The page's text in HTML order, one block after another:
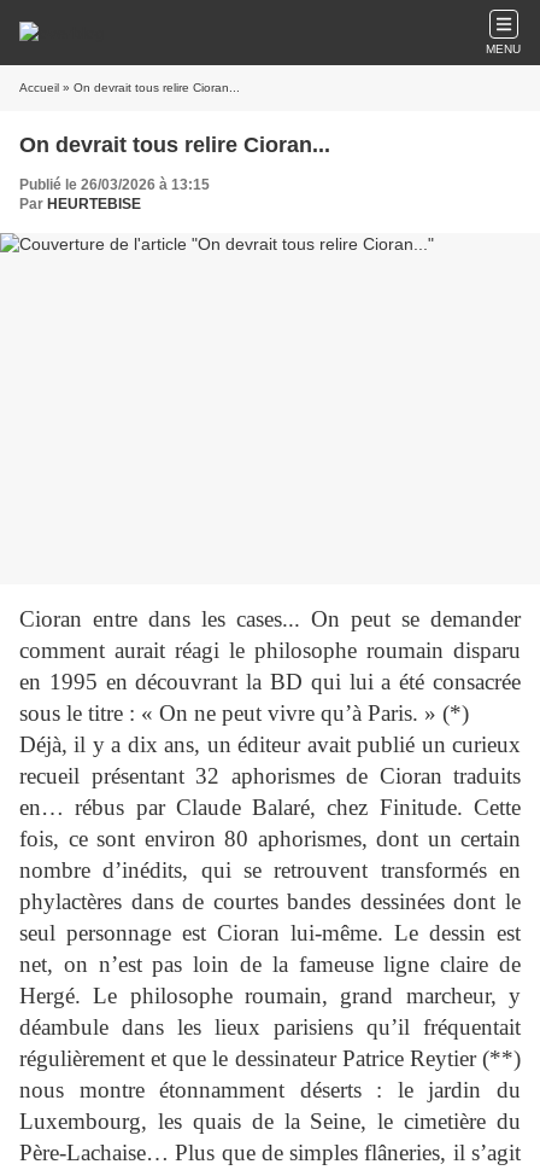
MENU
Accueil » On devrait tous relire Cioran...
On devrait tous relire Cioran...
Publié le 26/03/2026 à 13:15
Par HEURTEBISE
Cioran entre dans les cases... On peut se demander
comment aurait réagi le philosophe roumain disparu
en 1995 en découvrant la BD qui lui a été consacrée
sous le titre : « On ne peut vivre qu’à Paris. » (*)
Déjà, il y a dix ans, un éditeur avait publié un curieux
recueil présentant 32 aphorismes de Cioran traduits
en… rébus par Claude Balaré, chez Finitude. Cette
fois, ce sont environ 80 aphorismes, dont un certain
nombre d’inédits, qui se retrouvent transformés en
phylactères dans de courtes bandes dessinées dont le
seul personnage est Cioran lui-même. Le dessin est
net, on n’est pas loin de la fameuse ligne claire de
Hergé. Le philosophe roumain, grand marcheur, y
déambule dans les lieux parisiens qu’il fréquentait
régulièrement et que le dessinateur Patrice Reytier (**)
nous montre étonnamment déserts : le jardin du
Luxembourg, les quais de la Seine, le cimetière du
Père-Lachaise… Plus que de simples flâneries, il s’agit